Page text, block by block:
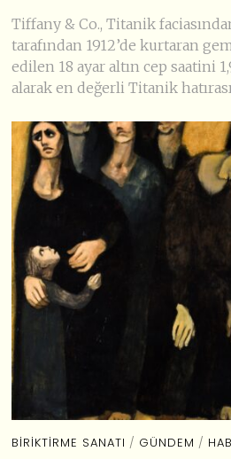
Tiffany & Co., Titanik
tarafından 1912’de kurtaran
edilen 18 ayar altın cep saatini
alarak en değerli Titanik
BIRIKTIRME SANATI / GÜNDEM /